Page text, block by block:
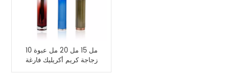
10 مل 15 مل 20 مل عبوة
زجاجة كريم أكريليك فارغة
مع قضيب معدني